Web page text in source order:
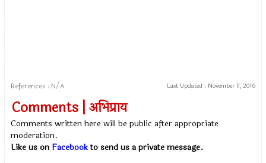
References : N/A Last Updated : November 11, 2016
Comments | अभिप्राय
Comments written here will be public after appropriate
moderation.
Like us on Facebookto send us a private message.